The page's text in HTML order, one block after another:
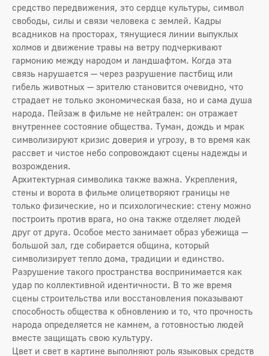
средство передвижения, это сердце культуры, символ
свободы, силы и связи человека с землей. Кадры
всадников на просторах, тянущиеся линии выпуклых
холмов и движение травы на ветру подчеркивают
гармонию между народом и ландшафтом. Когда эта
связь нарушается — через разрушение пастбищ или
гибель животных — зрителю становится очевидно, что
страдает не только экономическая база, но и сама душа
народа. Пейзаж в фильме не нейтрален: он отражает
внутреннее состояние общества. Туман, дождь и мрак
символизируют кризис доверия и угрозу, в то время как
рассвет и чистое небо сопровождают сцены надежды и
возрождения.
Архитектурная символика также важна. Укрепления,
стены и ворота в фильме олицетворяют границы не
только физические, но и психологические: стену можно
построить против врага, но она также отделяет людей
друг от друга. Особое место занимает образ убежища —
большой зал, где собирается община, который
символизирует тепло дома, традиции и единство.
Разрушение такого пространства воспринимается как
удар по коллективной идентичности. В то же время
сцены строительства или восстановления показывают
способность общества к обновлению и то, что прочность
народа определяется не камнем, а готовностью людей
вместе защищать свою культуру.
Цвет и свет в картине выполняют роль языковых средств